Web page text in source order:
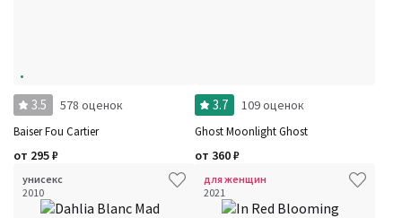
3.5 578 оценок
Baiser Fou Cartier
от 295₽
3.7 109 оценок
Ghost Moonlight Ghost
от 360₽
унисекс
2010
для женщин
2021